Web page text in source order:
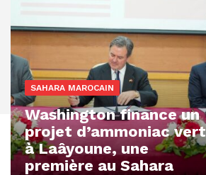
SAHARA MAROCAIN
Washington finance un
projet d’ammoniac vert
à Laâyoune, une
première au Sahara